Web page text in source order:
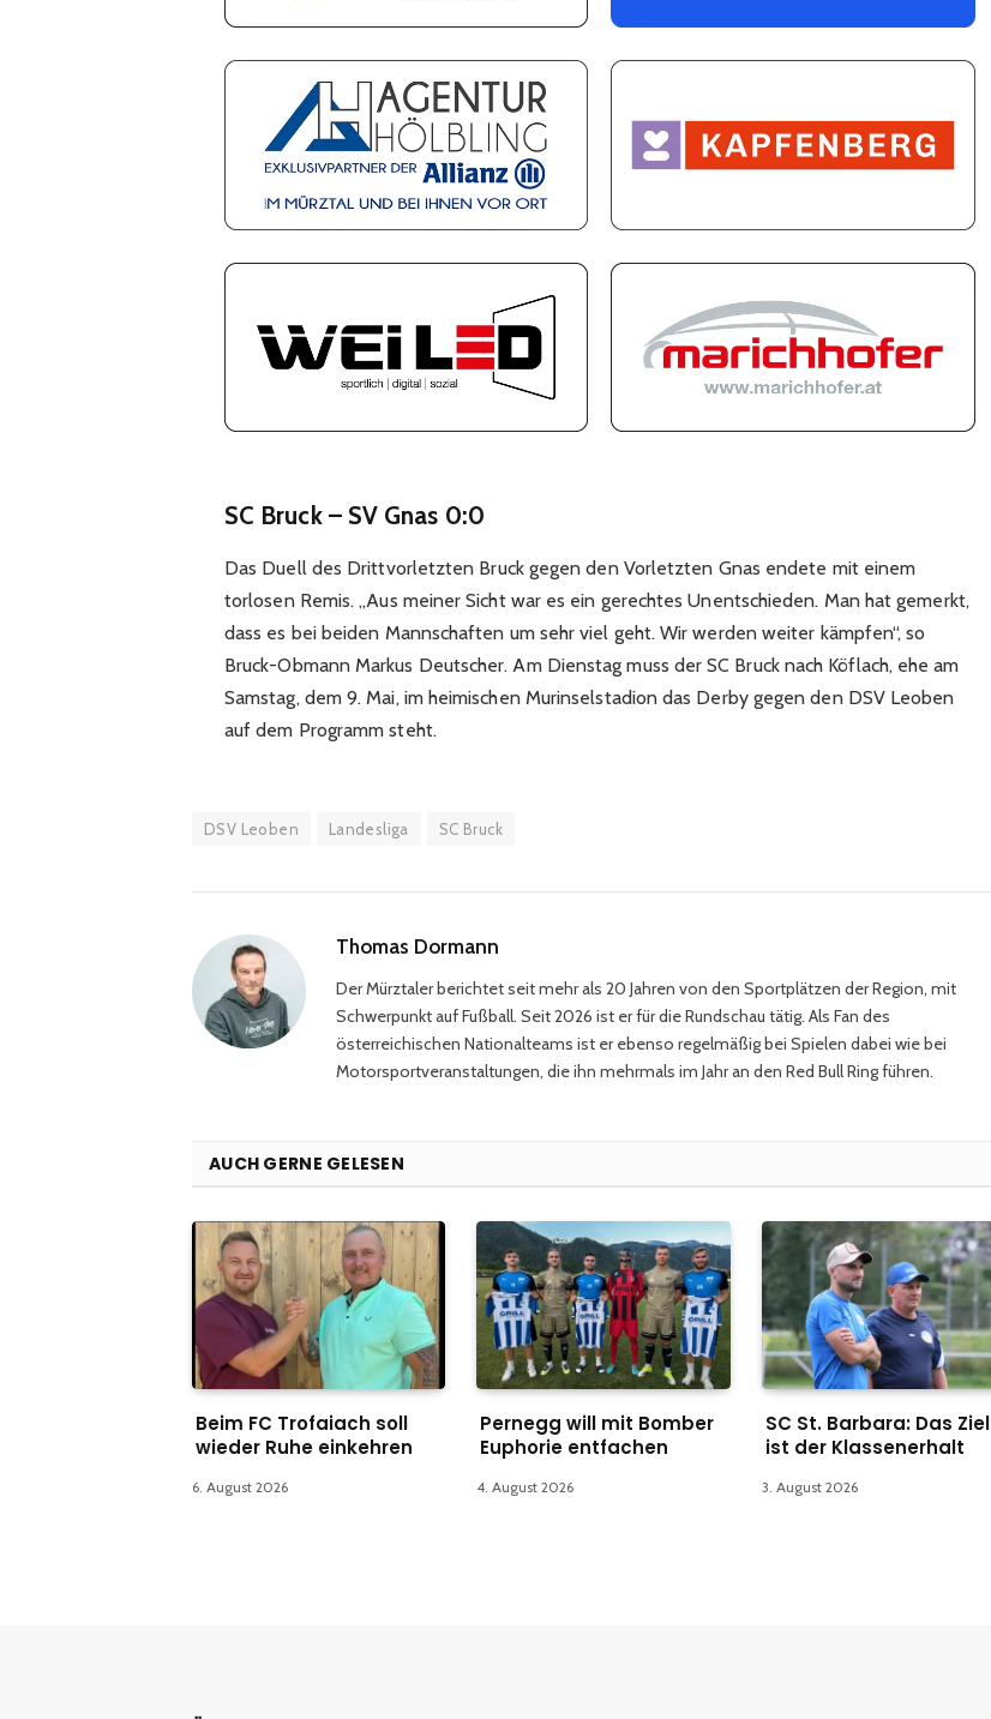
SC Bruck – SV Gnas 0:0
Das Duell des Drittvorletzten Bruck gegen den Vorletzten Gnas endete mit einem
torlosen Remis. „Aus meiner Sicht war es ein gerechtes Unentschieden. Man hat gemerkt,
dass es bei beiden Mannschaften um sehr viel geht. Wir werden weiter kämpfen“, so
Bruck-Obmann Markus Deutscher. Am Dienstag muss der SC Bruck nach Köflach, ehe am
Samstag, dem 9. Mai, im heimischen Murinselstadion das Derby gegen den DSV Leoben
auf dem Programm steht.
DSV Leoben Landesliga SC Bruck
Thomas Dormann
Der Mürztaler berichtet seit mehr als 20 Jahren von den Sportplätzen der Region, mit
Schwerpunkt auf Fußball. Seit 2026 ist er für die Rundschau tätig. Als Fan des
österreichischen Nationalteams ist er ebenso regelmäßig bei Spielen dabei wie bei
Motorsportveranstaltungen, die ihn mehrmals im Jahr an den Red Bull Ring führen.
AUCH GERNE GELESEN
Beim FC Trofaiach soll
wieder Ruhe einkehren
6. August 2026
Pernegg will mit Bomber
Euphorie entfachen
4. August 2026
SC St. Barbara: Das Ziel
ist der Klassenerhalt
3. August 2026